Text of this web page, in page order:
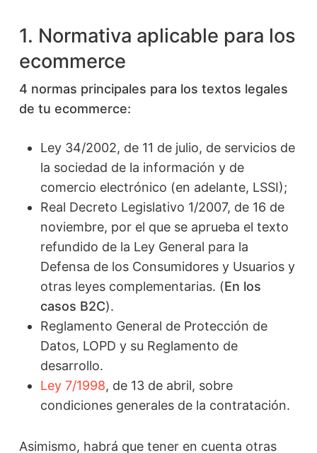
1. Normativa aplicable para los
ecommerce
4 normas principales para los textos legales
de tu ecommerce:
Ley 34/2002, de 11 de julio, de servicios de
la sociedad de la información y de
comercio electrónico (en adelante, LSSI);
Real Decreto Legislativo 1/2007, de 16 de
noviembre, por el que se aprueba el texto
refundido de la Ley General para la
Defensa de los Consumidores y Usuarios y
otras leyes complementarias. (En los
casos B2C).
Reglamento General de Protección de
Datos, LOPD y su Reglamento de
desarrollo.
Ley 7/1998, de 13 de abril, sobre
condiciones generales de la contratación.
Asimismo, habrá que tener en cuenta otras